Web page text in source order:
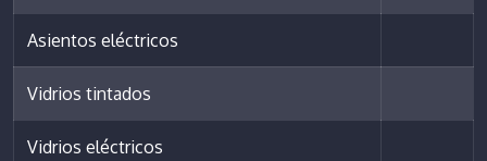
Asientos eléctricos
Vidrios tintados
Vidrios eléctricos